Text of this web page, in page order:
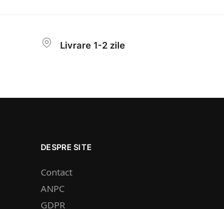
Livrare 1-2 zile
DESPRE SITE
Contact
ANPC
GDPR